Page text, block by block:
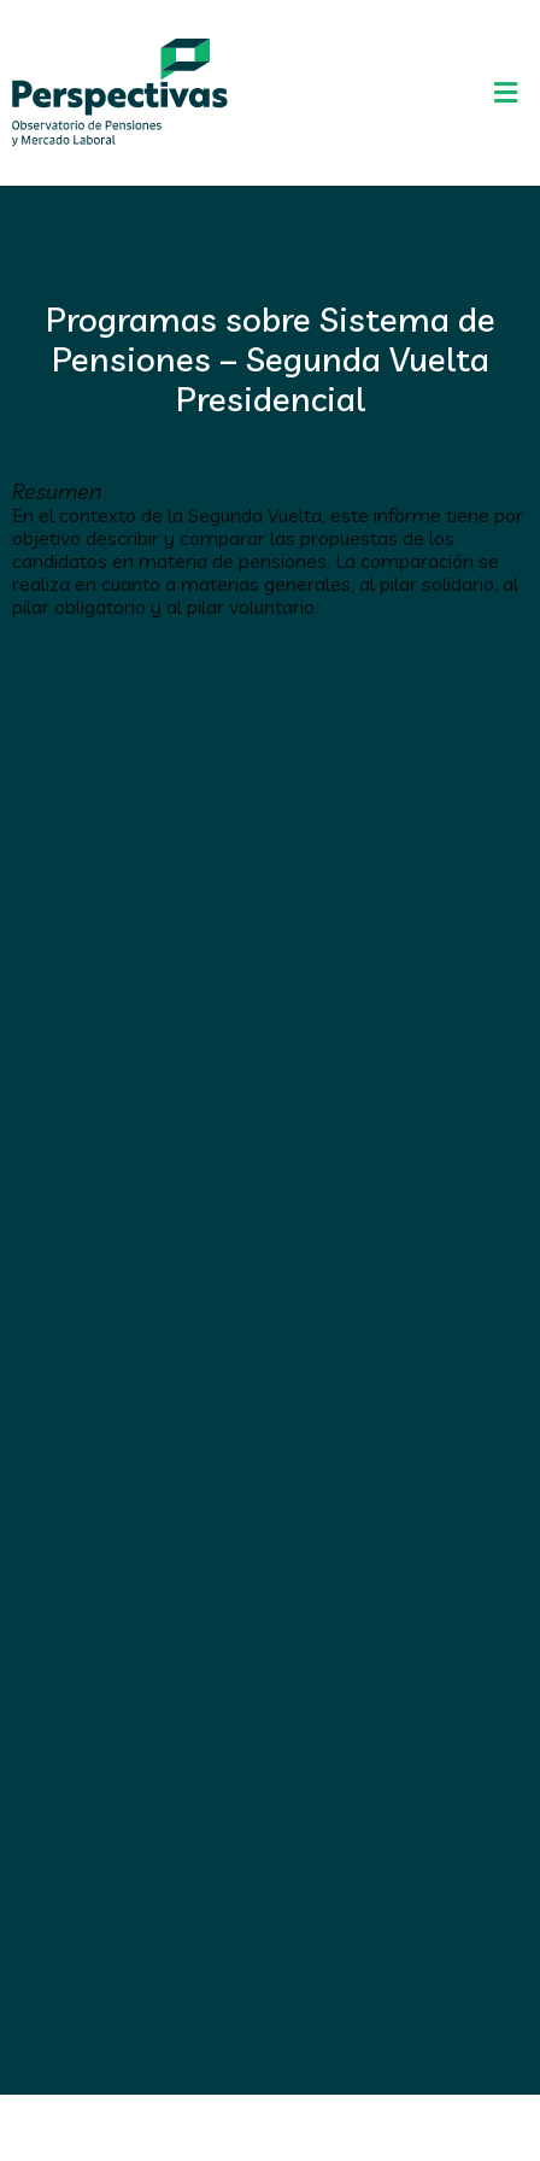
Programas sobre Sistema de
Pensiones – Segunda Vuelta
Presidencial
Resumen
En el contexto de la Segunda Vuelta, este informe tiene por
objetivo describir y comparar las propuestas de los
candidatos en materia de pensiones. La comparación se
realiza en cuanto a materias generales, al pilar solidario, al
pilar obligatorio y al pilar voluntario.